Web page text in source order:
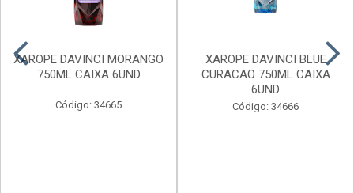
XAROPE DAVINCI MORANGO
750ML CAIXA 6UND
Código: 34665
XAROPE DAVINCI BLUE
CURACAO 750ML CAIXA
6UND
Código: 34666